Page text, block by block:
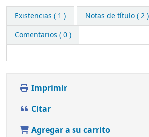
Existencias ( 1 )
Notas de título ( 2 )
Comentarios ( 0 )
Imprimir
Citar
Agregar a su carrito